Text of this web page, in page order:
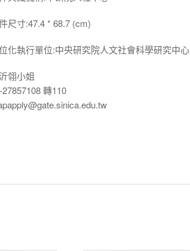
尺寸:47.4 * 68.7 (cm)
化執行單位:中央研究院人文社會科學研究中心
翎小姐
27857108 轉110